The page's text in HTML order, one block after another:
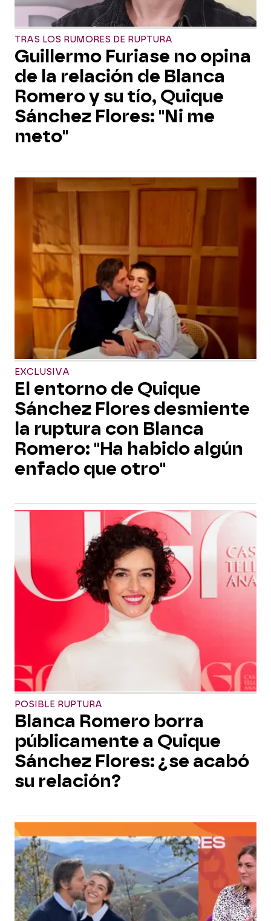
TRAS LOS RUMORES DE RUPTURA
Guillermo Furiase no opina
de la relación de Blanca
Romero y su tío, Quique
Sánchez Flores: "Ni me
meto"
EXCLUSIVA
El entorno de Quique
Sánchez Flores desmiente
la ruptura con Blanca
Romero: "Ha habido algún
enfado que otro"
POSIBLE RUPTURA
Blanca Romero borra
públicamente a Quique
Sánchez Flores: ¿se acabó
su relación?